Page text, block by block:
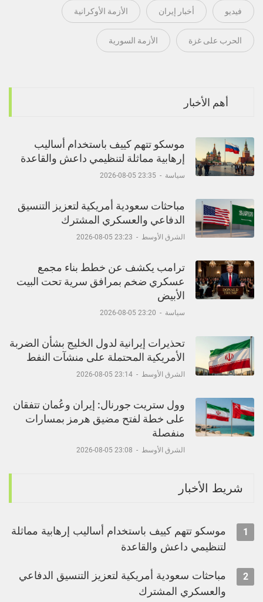
فيديو أخبار إيران الأزمة الأوكرانية
الحرب على غزة الأزمة السورية
أهم الأخبار
موسكو تتهم كييف باستخدام أساليب
إرهابية مماثلة لتنظيمي داعش والقاعدة
سياسة -
23:35 05-08-2026
مباحثات سعودية أمريكية لتعزيز التنسيق
الدفاعي والعسكري المشترك
الشرق الأوسط -
23:23 05-08-2026
ترامب يكشف عن خطط بناء مجمع
عسكري ضخم بمرافق سرية تحت البيت
الأبيض
سياسة -
23:20 05-08-2026
تحذيرات إيرانية لدول الخليج بشأن الضربة
الأمريكية المحتملة على منشآت النفط
الشرق الأوسط -
23:14 05-08-2026
وول ستريت جورنال: إيران وعُمان تتفقان
على خطة لفتح مضيق هرمز بمسارات
منفصلة
الشرق الأوسط -
23:08 05-08-2026
شريط الأخبار
1
موسكو تتهم كييف باستخدام أساليب إرهابية مماثلة
لتنظيمي داعش والقاعدة
2
مباحثات سعودية أمريكية لتعزيز التنسيق الدفاعي
والعسكري المشترك